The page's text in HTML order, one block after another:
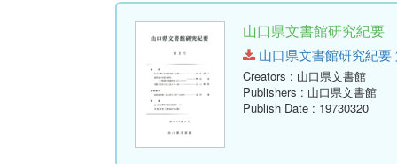
山口県文書館研究紀要
山口県文書館研究紀要
Creators : 山口県文書館
Publishers : 山口県文書館
Publish Date : 19730320